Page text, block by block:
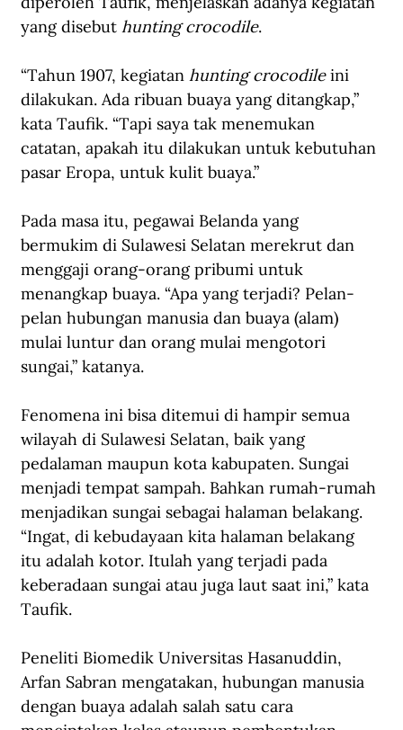
yang disebut hunting crocodile.
“Tahun 1907, kegiatan hunting crocodile ini
dilakukan. Ada ribuan buaya yang ditangkap,”
kata Taufik. “Tapi saya tak menemukan
catatan, apakah itu dilakukan untuk kebutuhan
pasar Eropa, untuk kulit buaya.”
Pada masa itu, pegawai Belanda yang
bermukim di Sulawesi Selatan merekrut dan
menggaji orang-orang pribumi untuk
menangkap buaya. “Apa yang terjadi? Pelan-
pelan hubungan manusia dan buaya (alam)
mulai luntur dan orang mulai mengotori
sungai,” katanya.
Fenomena ini bisa ditemui di hampir semua
wilayah di Sulawesi Selatan, baik yang
pedalaman maupun kota kabupaten. Sungai
menjadi tempat sampah. Bahkan rumah-rumah
menjadikan sungai sebagai halaman belakang.
“Ingat, di kebudayaan kita halaman belakang
itu adalah kotor. Itulah yang terjadi pada
keberadaan sungai atau juga laut saat ini,” kata
Taufik.
Peneliti Biomedik Universitas Hasanuddin,
Arfan Sabran mengatakan, hubungan manusia
dengan buaya adalah salah satu cara